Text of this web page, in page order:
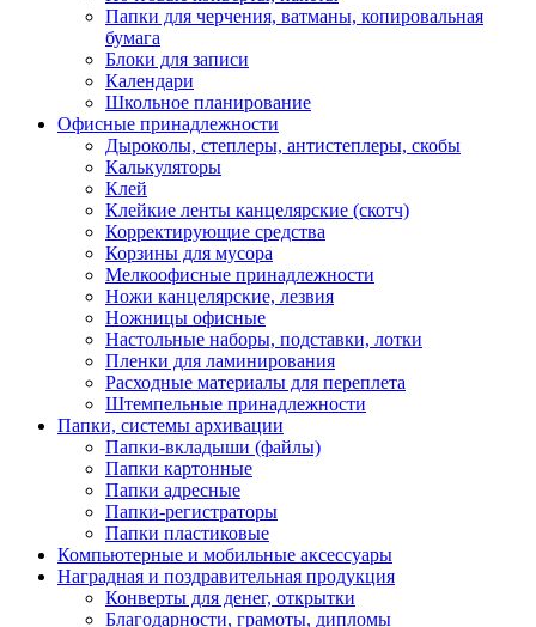
Папки для черчения, ватманы, копировальная
бумага
Блоки для записи
Календари
Школьное планирование
Офисные принадлежности
Дыроколы, степлеры, антистеплеры, скобы
Калькуляторы
Клей
Клейкие ленты канцелярские (скотч)
Корректирующие средства
Корзины для мусора
Мелкоофисные принадлежности
Ножи канцелярские, лезвия
Ножницы офисные
Настольные наборы, подставки, лотки
Пленки для ламинирования
Расходные материалы для переплета
Штемпельные принадлежности
Папки, системы архивации
Папки-вкладыши (файлы)
Папки картонные
Папки адресные
Папки-регистраторы
Папки пластиковые
Компьютерные и мобильные аксессуары
Наградная и поздравительная продукция
Конверты для денег, открытки
Благодарности, грамоты, дипломы